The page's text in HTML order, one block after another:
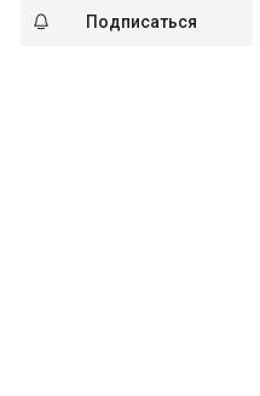
Подписаться